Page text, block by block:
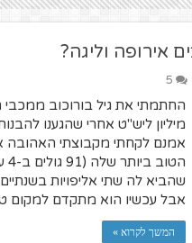
5
מיליון ליש"ט אחרי שהגענו
אמנם לקחתי מקבוצתי האהובה
שהביא לה שתי אליפויות
אבל עכשיו הוא מתקדם למקום
המשך לקרוא »